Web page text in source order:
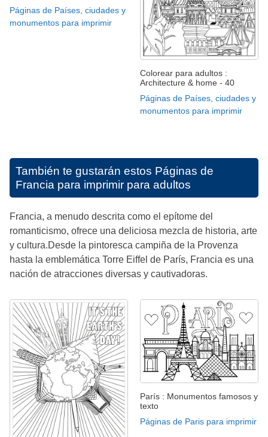
Páginas de Países, ciudades y
monumentos para imprimir
Colorear para adultos :
Architecture & home - 40
Páginas de Países, ciudades y
monumentos para imprimir
También te gustarán estos Páginas de
Francia para imprimir para adultos
Francia, a menudo descrita como el epítome del
romanticismo, ofrece una deliciosa mezcla de historia, arte
y cultura.Desde la pintoresca campiña de la Provenza
hasta la emblemática Torre Eiffel de París, Francia es una
nación de atracciones diversas y cautivadoras.
París : Monumentos famosos y
texto
Páginas de Paris para imprimir